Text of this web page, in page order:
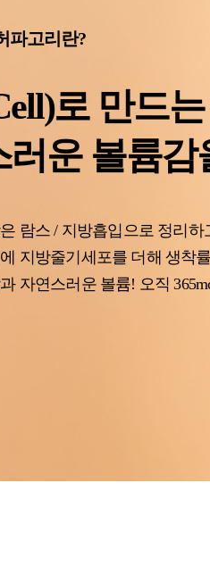
파고리란?
로 만드
러운 볼륨감
람스 / 지방흡입으로 정리
지방줄기세포를 더해 생착
자연스러운 볼륨! 오직